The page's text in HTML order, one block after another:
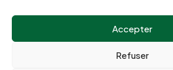
Accepter
Refuser